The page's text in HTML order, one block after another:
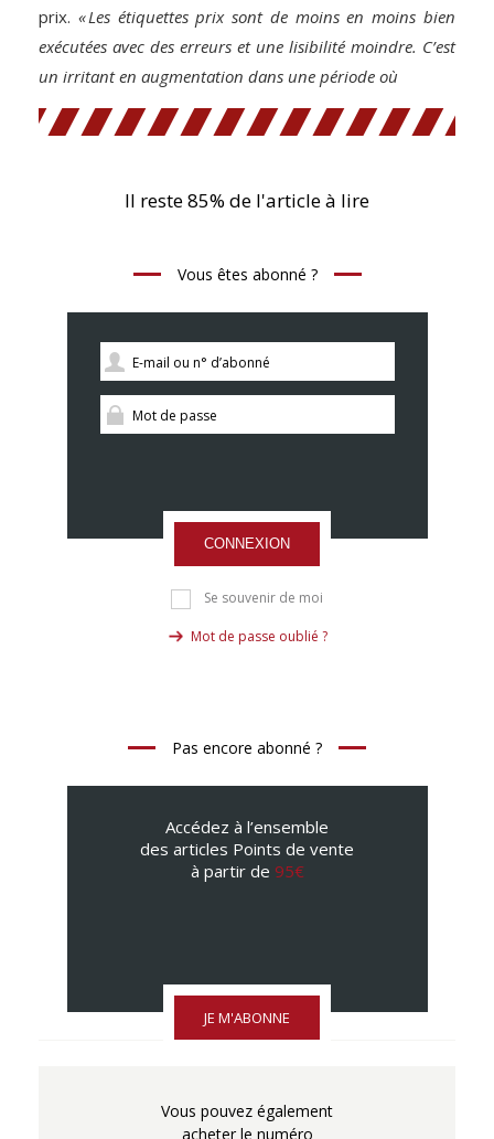
prix. « Les étiquettes prix sont de moins en moins bien
exécutées avec des erreurs et une lisibilité moindre. C’est
un irritant en augmentation dans une période où
Il reste 85% de l'article à lire
Vous êtes abonné ?
CONNEXION
Se souvenir de moi
Mot de passe oublié ?
Pas encore abonné ?
Accédez à l’ensemble
des articles Points de vente
à partir de 95€
JE M'ABONNE
Vous pouvez également
acheter le numéro